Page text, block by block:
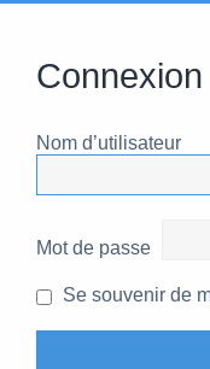
Connexion
Nom d’utilisateur
Mot de passe
Se souvenir de